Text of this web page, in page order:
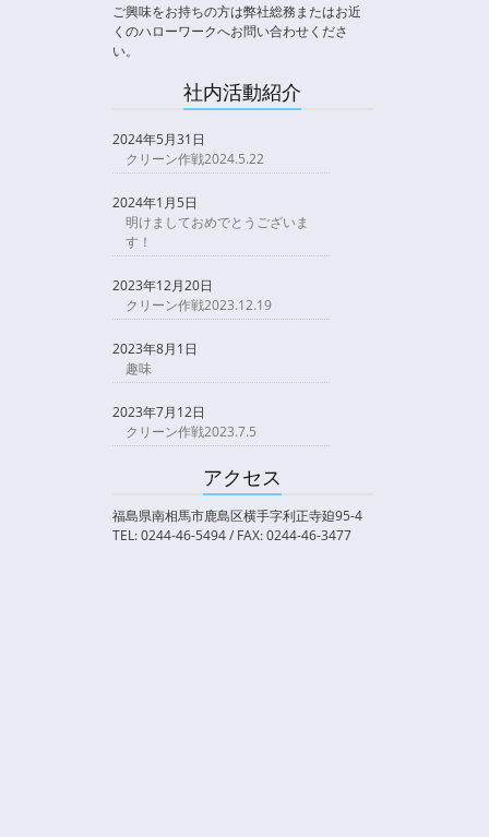
ご興味をお持ちの方は弊社総務またはお近
くのハローワークへお問い合わせくださ
い。
社内活動紹介
2024年5月31日
クリーン作戦2024.5.22
2024年1月5日
明けましておめでとうございま
す！
2023年12月20日
クリーン作戦2023.12.19
2023年8月1日
趣味
2023年7月12日
クリーン作戦2023.7.5
アクセス
福島県南相馬市鹿島区横手字利正寺廹95-4
TEL: 0244-46-5494 / FAX: 0244-46-3477